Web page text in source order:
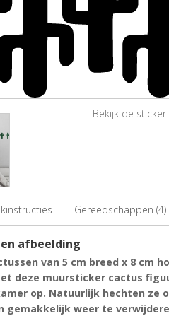
Bekijk de
Gereedschappen (4)
afbeelding
van 5 cm breed x 8 cm
deze muursticker cactus
op. Natuurlijk hechten ze
gemakkelijk weer te